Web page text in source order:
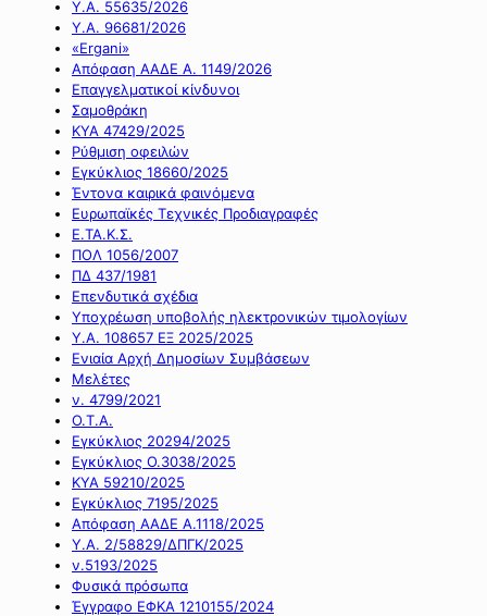
Υ.Α. 55635/2026
Υ.Α. 96681/2026
«Ergani»
Απόφαση ΑΑΔΕ Α. 1149/2026
Επαγγελματικοί κίνδυνοι
Σαμοθράκη
ΚΥΑ 47429/2025
Ρύθμιση οφειλών
Εγκύκλιος 18660/2025
Έντονα καιρικά φαινόμενα
Ευρωπαϊκές Τεχνικές Προδιαγραφές
Ε.ΤΑ.Κ.Σ.
ΠΟΛ 1056/2007
ΠΔ 437/1981
Επενδυτικά σχέδια
Υποχρέωση υποβολής ηλεκτρονικών τιμολογίων
Υ.Α. 108657 ΕΞ 2025/2025
Ενιαία Αρχή Δημοσίων Συμβάσεων
Μελέτες
ν. 4799/2021
Ο.Τ.Α.
Εγκύκλιος 20294/2025
Εγκύκλιος Ο.3038/2025
ΚΥΑ 59210/2025
Εγκύκλιος 7195/2025
Απόφαση ΑΑΔΕ Α.1118/2025
Υ.Α. 2/58829/ΔΠΓΚ/2025
ν.5193/2025
Φυσικά πρόσωπα
Έγγραφο ΕΦΚΑ 1210155/2024